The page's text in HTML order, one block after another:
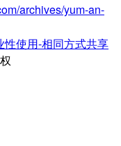
archives/yum-an-
性使用-相同方式共享